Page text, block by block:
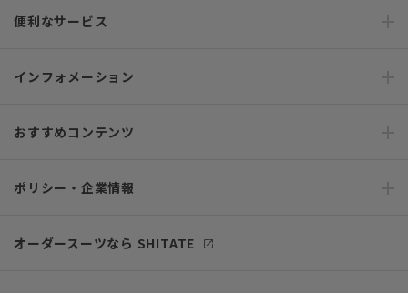
便利なサービス
インフォメーション
おすすめコンテンツ
ポリシー・企業情報
オーダースーツなら SHITATE